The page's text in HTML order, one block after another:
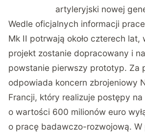
artyleryjski nowej
Wedle oficjalnych informacji
Mk II potrwają około czterech lat,
projekt zostanie dopracowany i
powstanie pierwszy prototyp. Za
odpowiada koncern zbrojeniowy
Francji, który realizuje postępy
o wartości 600 milionów euro
o pracę badawczo-rozwojową. W